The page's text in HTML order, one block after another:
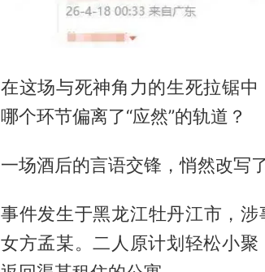
在这场与死神角力的生死拉锯
哪个环节偏离了“应然”的轨道？
一场酒后的言语交锋，悄然改写
事件发生于黑龙江牡丹江市，
女方孟某。二人原计划轻松小